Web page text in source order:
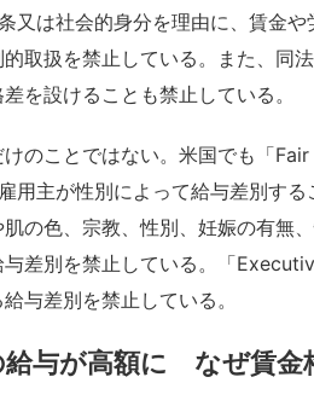
又は社会的身分を理由に、賃金や
取扱を禁止している。また、同
を設けることも禁止している。
のことではない。米国でも「
用主が性別によって給与差別す
の色、宗教、性別、妊娠の有無
差別を禁止している。「
与差別を禁止している。
与が高額に なぜ賃金